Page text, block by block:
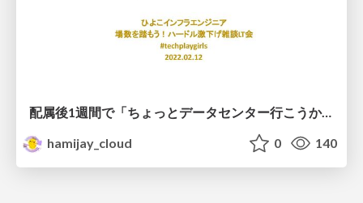
配属後1週間で「ちょっとデータセンター行こうか」と言われたひよこの話
hamijay_cloud
0 140